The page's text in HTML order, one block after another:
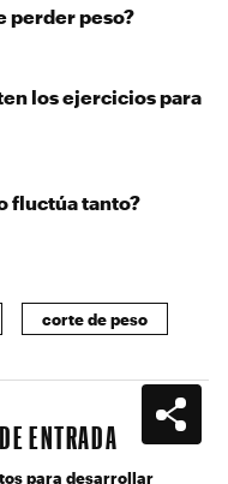
perder peso?
los ejercicios para
fluctúa tanto?
corte de peso
ENTRADA
para desarrollar